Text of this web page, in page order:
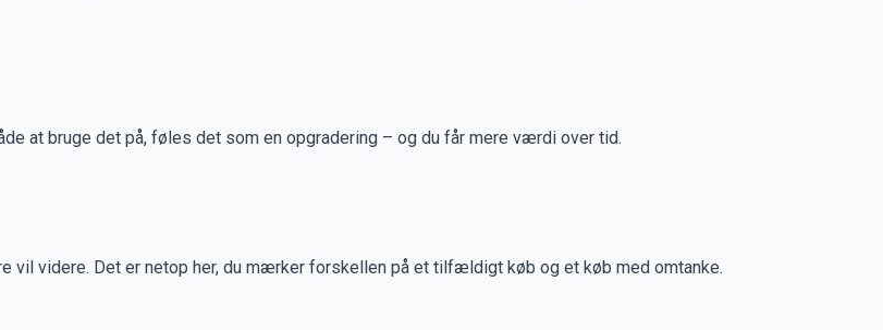
at bruge det på, føles det som en opgradering – og du får mere værdi over tid.
vil videre. Det er netop her, du mærker forskellen på et tilfældigt køb og et køb med omtanke.